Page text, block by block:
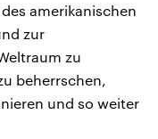
amerikanischen
zur
zu
beherrschen,
und so weiter